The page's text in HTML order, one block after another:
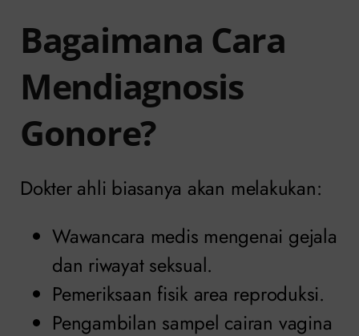
Bagaimana Cara
Mendiagnosis
Gonore?
Dokter ahli biasanya akan melakukan:
Wawancara medis mengenai gejala
dan riwayat seksual.
Pemeriksaan fisik area reproduksi.
Pengambilan sampel cairan vagina